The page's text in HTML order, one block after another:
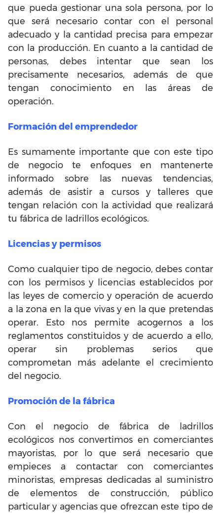
que pueda gestionar una sola persona, por lo
que será necesario contar con el personal
adecuado y la cantidad precisa para empezar
con la producción. En cuanto a la cantidad de
personas, debes intentar que sean los
precisamente necesarios, además de que
tengan conocimiento en las áreas de
operación.
Formación del emprendedor
Es sumamente importante que con este tipo
de negocio te enfoques en mantenerte
informado sobre las nuevas tendencias,
además de asistir a cursos y talleres que
tengan relación con la actividad que realizará
tu fábrica de ladrillos ecológicos.
Licencias y permisos
Como cualquier tipo de negocio, debes contar
con los permisos y licencias establecidos por
las leyes de comercio y operación de acuerdo
a la zona en la que vivas y en la que pretendas
operar. Esto nos permite acogernos a los
reglamentos constituidos y de acuerdo a ello,
operar sin problemas serios que
comprometan más adelante el crecimiento
del negocio.
Promoción de la fábrica
Con el negocio de fábrica de ladrillos
ecológicos nos convertimos en comerciantes
mayoristas, por lo que será necesario que
empieces a contactar con comerciantes
minoristas, empresas dedicadas al suministro
de elementos de construcción, público
particular y agencias que ofrezcan este tipo de